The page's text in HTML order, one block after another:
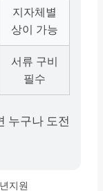
지자체별
상이 가능
서류 구비
필수
누구나 도전
지원